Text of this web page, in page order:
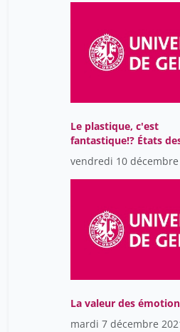
Le plastique, c'est
fantastique!? États
lieux sur la pollution
aux plastiques et les
solutions possibles
vendredi 10 décembre
La valeur des
mardi 7 décembre